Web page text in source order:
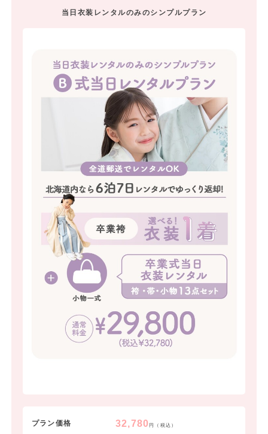
当日衣装レンタルのみのシンプルプラン
プラン価格 32,780円（税込）